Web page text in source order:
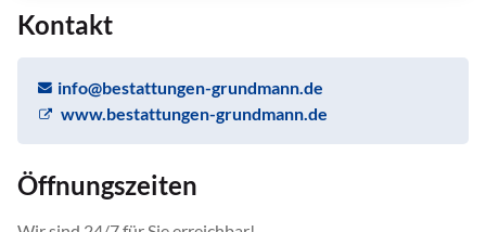
Kontakt
info@bestattungen-grundmann.de
www.bestattungen-grundmann.de
Öffnungszeiten